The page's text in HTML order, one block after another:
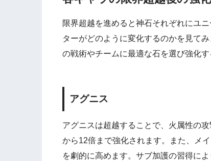
限界超越を進めると神石それぞれにユ
ターがどのように変化するのかを見て
の戦術やチームに最適な石を選び強化す
アグニス
アグニスは超越することで、火属性の
から12倍まで強化されます。また、メ
を劇的に高めます。サブ加護の習得に